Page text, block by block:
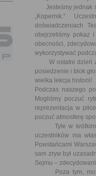
Jesteśmy jednak
„Kopernik.”
doświadczeniach
obejrzeliśmy pokaz
obecności,
wykorzystywać
W ostatni dzień
posiedzenie i blok
wielka lekcja historii!
Podczas naszego
Mogliśmy poczuć
reprezentacja w
poczuć atmosferę
Tyle w krótkim
uczestników ma
Powstańcami
sam zryw był
Sejmu –
Poza tym, może